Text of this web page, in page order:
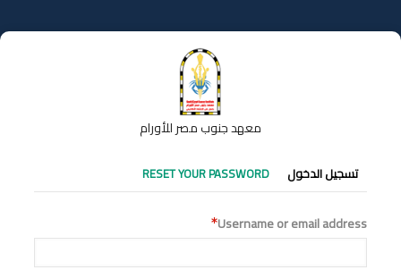
إلى
المحتوى
معهد جنوب مصر للأورام
التبويبات
الأساسية
تسجيل الدخول RESET YOUR PASSWORD
Username or email address